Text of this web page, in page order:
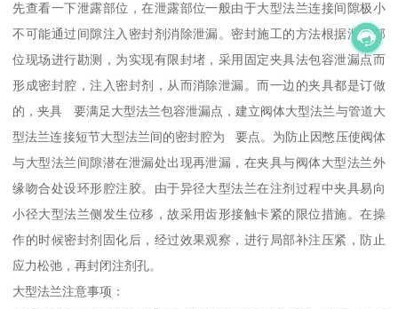
先查看一下泄露部位，在泄露部位一般由于大型法兰连接间隙极小
不可能通过间隙注入密封剂消除泄漏。密封施工的方法根据泄漏部
位现场进行勘测，为实现有限封堵，采用固定夹具法包容泄漏点而
形成密封腔，注入密封剂，从而消除泄漏。而一边的夹具都是订做
的，夹具 要满足大型法兰包容泄漏点，建立阀体大型法兰与管道大
型法兰连接短节大型法兰间的密封腔为 要点。为防止因憋压使阀体
与大型法兰间隙潜在泄漏处出现再泄漏，在夹具与阀体大型法兰外
缘吻合处设环形腔注胶。由于异径大型法兰在注剂过程中夹具易向
小径大型法兰侧发生位移，故采用齿形接触卡紧的限位措施。在操
作的时候密封剂固化后，经过效果观察，进行局部补注压紧，防止
应力松弛，再封闭注剂孔。
大型法兰注意事项：